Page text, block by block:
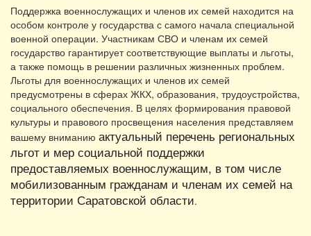
Поддержка военнослужащих и членов их семей находится на
особом контроле у государства с самого начала специальной
военной операции. Участникам СВО и членам их семей
государство гарантирует соответствующие выплаты и льготы,
а также помощь в решении различных жизненных проблем.
Льготы для военнослужащих и членов их семей
предусмотрены в сферах ЖКХ, образования, трудоустройства,
социального обеспечения. В целях формирования правовой
культуры и правового просвещения населения представляем
вашему вниманию актуальный перечень региональных
льгот и мер социальной поддержки
предоставляемых военнослужащим, в том числе
мобилизованным гражданам и членам их семей на
территории Саратовской области.